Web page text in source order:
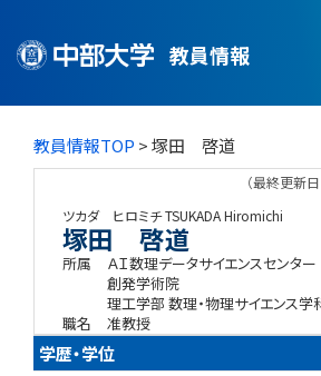
教員情報
教員情報TOP > 塚田 啓道
（最終更新
ツカダ ヒロミチTSUKADA Hiromichi
塚田 啓道
所属
ＡＩ数理データサイエンスセンター
創発学術院
理工学部 数理・物理サイエンス学
職名
准教授
学歴・学位